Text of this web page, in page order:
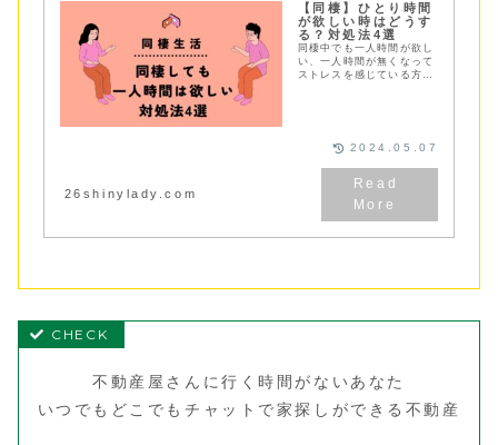
【同棲】ひとり時間
が欲しい時はどうす
る？対処法4選
同棲中でも一人時間が欲し
い、一人時間が無くなって
ストレスを感じている方へ
26shinylady.com
2024.05.07
不動産屋さんに行く時間がないあなた
いつでもどこでもチャットで家探しができる不動産